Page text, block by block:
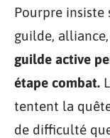
Pourpre insiste
guilde,
guilde active
étape combat.
tentent la
de difficulté